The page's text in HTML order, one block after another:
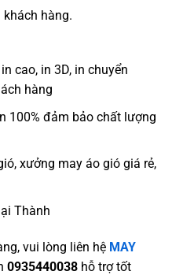
khách hàng.
cao, in 3D, in chuyển
hàng
100% đảm bảo chất lượng
xưởng may áo gió giá rẻ,
Thành
vui lòng liên hệ MAY
0935440038 hỗ trợ tốt